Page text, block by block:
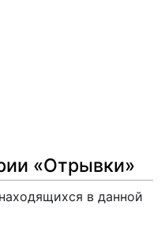
«Отрывки»
в данной